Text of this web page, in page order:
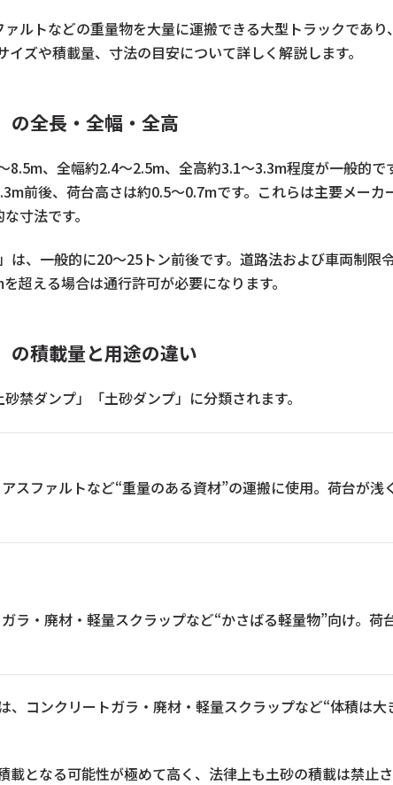
ルトなどの重量物を大量に運搬できる大型トラックであ
ズや積載量、寸法の目安について詳しく解説します。
の全長・全幅・全高
8.5m、全幅約2.4〜2.5m、全高約3.1〜3.3m程度が一般的で
前後、荷台高さは約0.5〜0.7mです。これらは主要メーカ
寸法です。
は、一般的に20〜25トン前後です。道路法および車両制限
超える場合は通行許可が必要になります。
の積載量と用途の違い
禁ダンプ」「土砂ダンプ」に分類されます。
スファルトなど“重量のある資材”の運搬に使用。荷台が浅
ラ・廃材・軽量スクラップなど“かさばる軽量物”向け。荷
、コンクリートガラ・廃材・軽量スクラップなど“体積は
となる可能性が極めて高く、法律上も土砂の積載は禁止さ